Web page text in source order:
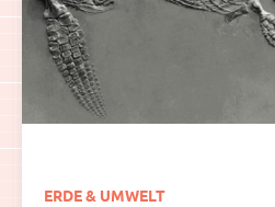
ERDE & UMWELT